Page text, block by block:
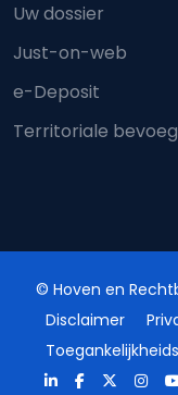
Uw dossier
Just-on-web
e-Deposit
Territoriale
© Hoven en
Disclaimer